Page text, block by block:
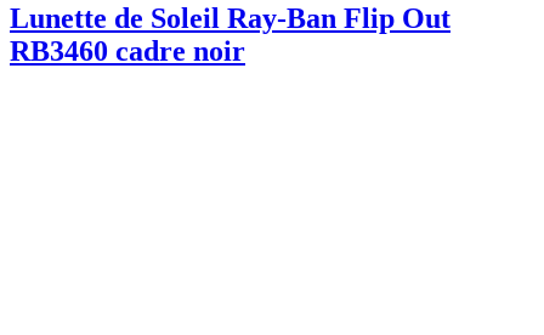
Lunette de Soleil Ray-Ban Flip Out
RB3460 cadre noir